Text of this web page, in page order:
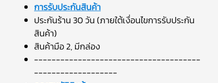
การรับประกันสินค้า
ประกันร้าน 30 วัน (ภายใต้เงื่อนไขการรับประกัน
สินค้า)
สินค้ามือ 2, มีกล่อง
--------------------------------------
-------------------